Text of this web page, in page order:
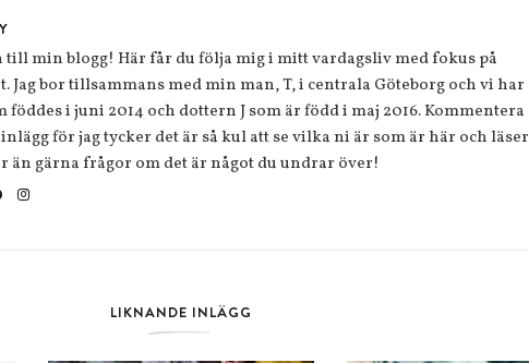
till min blogg! Här får du följa mig i mitt vardagsliv med fokus på
Jag bor tillsammans med min man, T, i centrala Göteborg och vi har
föddes i juni 2014 och dottern J som är född i maj 2016. Kommentera
för jag tycker det är så kul att se vilka ni är som är här och läser
än gärna frågor om det är något du undrar över!
LIKNANDE INLÄGG